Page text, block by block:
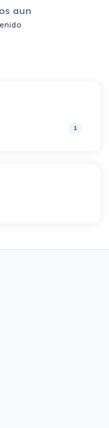
aun
1